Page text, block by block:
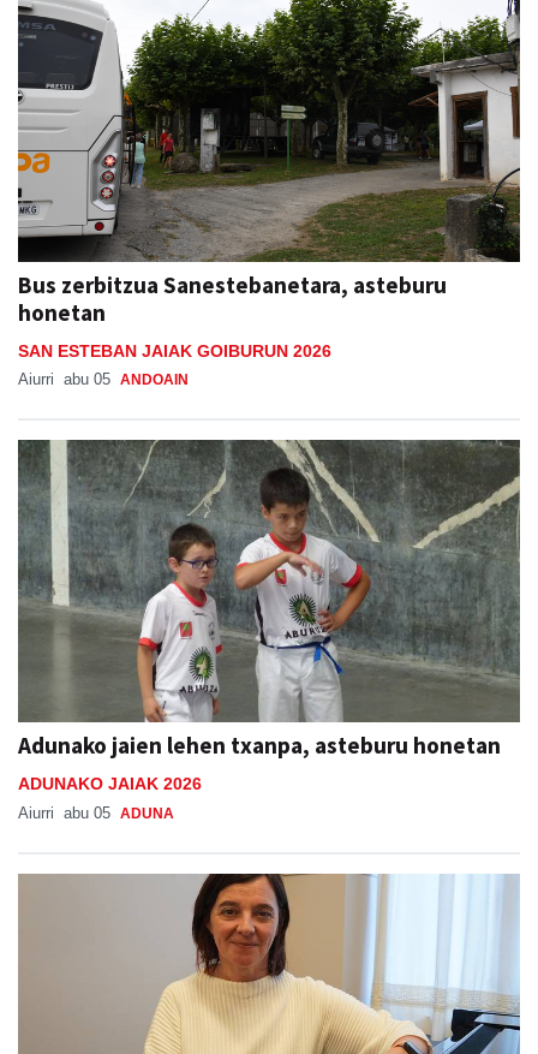
Bus zerbitzua Sanestebanetara, asteburu
honetan
SAN ESTEBAN JAIAK GOIBURUN 2026
Adunako jaien lehen txanpa, asteburu honetan
abu 05